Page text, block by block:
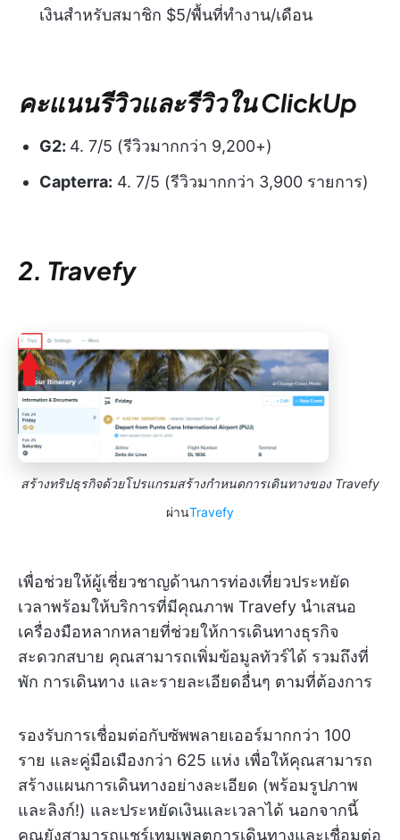
เงินสำหรับสมาชิก $5/พื้นที่ทำงาน/เดือน
คะแนนรีวิวและรีวิวใน ClickUp
G2: 4. 7/5 (รีวิวมากกว่า 9,200+)
Capterra: 4. 7/5 (รีวิวมากกว่า 3,900 รายการ)
2. Travefy
สร้างทริปธุรกิจด้วยโปรแกรมสร้างกำหนดการเดินทางของ Travefy
ผ่านTravefy
เพื่อช่วยให้ผู้เชี่ยวชาญด้านการท่องเที่ยวประหยัด
เวลาพร้อมให้บริการที่มีคุณภาพ Travefy นำเสนอ
เครื่องมือหลากหลายที่ช่วยให้การเดินทางธุรกิจ
สะดวกสบาย คุณสามารถเพิ่มข้อมูลทัวร์ได้ รวมถึงที่
พัก การเดินทาง และรายละเอียดอื่นๆ ตามที่ต้องการ
รองรับการเชื่อมต่อกับซัพพลายเออร์มากกว่า 100
ราย และคู่มือเมืองกว่า 625 แห่ง เพื่อให้คุณสามารถ
สร้างแผนการเดินทางอย่างละเอียด (พร้อมรูปภาพ
และลิงก์!) และประหยัดเงินและเวลาได้ นอกจากนี้
คุณยังสามารถแชร์เทมเพลตการเดินทางและเชื่อมต่อ